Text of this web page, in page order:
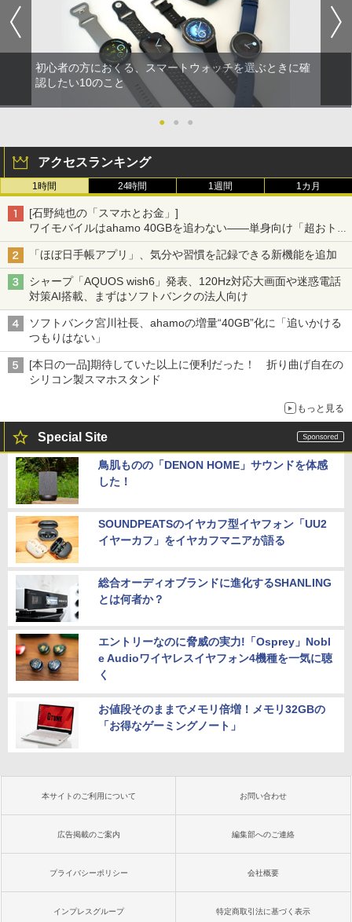
初心者の方におくる、スマートウォッチを選ぶときに確
認したい10のこと
● ● ●
アクセスランキング
1時間 24時間 1週間 1カ月
[石野純也の「スマホとお金」]
ワイモバイルはahamo 40GBを追わない――単身向け「超おトク
割」の安さと1年限定の注意点
「ほぼ日手帳アプリ」、気分や習慣を記録できる新機能を追加
シャープ「AQUOS wish6」発表、120Hz対応大画面や迷惑電話
対策AI搭載、まずはソフトバンクの法人向け
ソフトバンク宮川社長、ahamoの増量“40GB”化に「追いかける
つもりはない」
[本日の一品]期待していた以上に便利だった！ 折り曲げ自在の
シリコン製スマホスタンド
もっと見る
Special Site
鳥肌ものの「DENON HOME」サウンドを体感
した！
SOUNDPEATSのイヤカフ型イヤフォン「UU2
イヤーカフ」をイヤカフマニアが語る
総合オーディオブランドに進化するSHANLING
とは何者か？
エントリーなのに脅威の実力!「Osprey」Nobl
e Audioワイヤレスイヤフォン4機種を一気に聴
く
お値段そのままでメモリ倍増！メモリ32GBの
「お得なゲーミングノート」
本サイトのご利用について お問い合わせ
広告掲載のご案内 編集部へのご連絡
プライバシーポリシー 会社概要
インプレスグループ 特定商取引法に基づく表示